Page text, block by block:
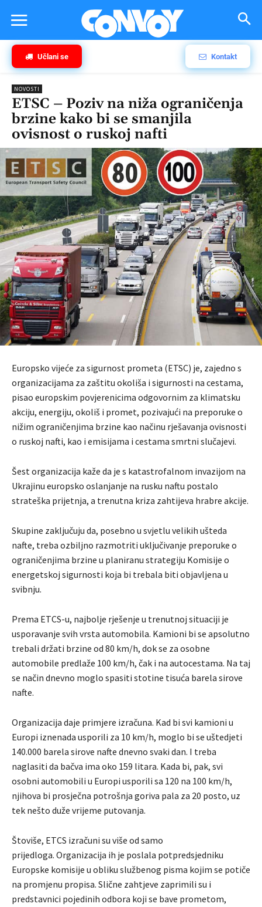
Učlani se Kontakt
NOVOSTI
ETSC – Poziv na niža ograničenja
brzine kako bi se smanjila
ovisnost o ruskoj nafti
Europsko vijeće za sigurnost prometa (ETSC) je, zajedno s
organizacijama za zaštitu okoliša i sigurnosti na cestama,
pisao europskim povjerenicima odgovornim za klimatsku
akciju, energiju, okoliš i promet, pozivajući na preporuke o
nižim ograničenjima brzine kao načinu rješavanja ovisnosti
o ruskoj nafti, kao i emisijama i cestama smrtni slučajevi.
Šest organizacija kaže da je s katastrofalnom invazijom na
Ukrajinu europsko oslanjanje na rusku naftu postalo
strateška prijetnja, a trenutna kriza zahtijeva hrabre akcije.
Skupine zaključuju da, posebno u svjetlu velikih ušteda
nafte, treba ozbiljno razmotriti uključivanje preporuke o
ograničenjima brzine u planiranu strategiju Komisije o
energetskoj sigurnosti koja bi trebala biti objavljena u
svibnju.
Prema ETCS-u, najbolje rješenje u trenutnoj situaciji je
usporavanje svih vrsta automobila. Kamioni bi se apsolutno
trebali držati brzine od 80 km/h, dok se za osobne
automobile predlaže 100 km/h, čak i na autocestama. Na taj
se način dnevno moglo spasiti stotine tisuća barela sirove
nafte.
Organizacija daje primjere izračuna. Kad bi svi kamioni u
Europi iznenada usporili za 10 km/h, moglo bi se uštedjeti
140.000 barela sirove nafte dnevno svaki dan. I treba
naglasiti da bačva ima oko 159 litara. Kada bi, pak, svi
osobni automobili u Europi usporili sa 120 na 100 km/h,
njihova bi prosječna potrošnja goriva pala za 20 posto, uz
tek nešto duže vrijeme putovanja.
Štoviše, ETCS izračuni su više od samo
prijedloga. Organizacija ih je poslala potpredsjedniku
Europske komisije u obliku službenog pisma kojim se potiče
na promjenu propisa. Slične zahtjeve zaprimili su i
predstavnici pojedinih odbora koji se bave prometom,